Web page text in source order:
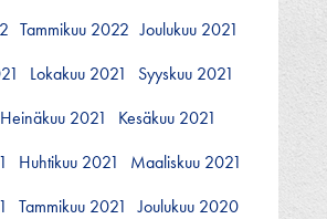
Tammikuu 2022 Joulukuu 2021
Lokakuu 2021
Syyskuu 2021
Heinäkuu 2021
Kesäkuu 2021
Huhtikuu 2021
Maaliskuu 2021
Tammikuu 2021
Joulukuu 2020